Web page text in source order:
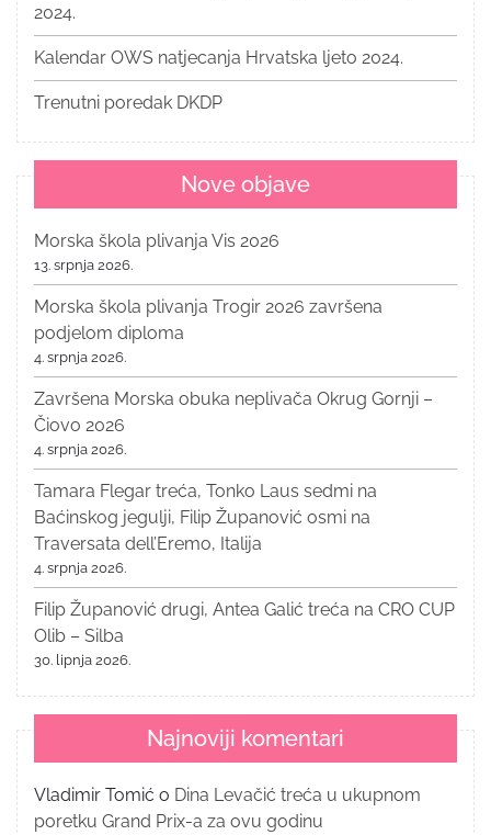
2024.
Kalendar OWS natjecanja Hrvatska ljeto 2024.
Trenutni poredak DKDP
Nove objave
Morska škola plivanja Vis 2026
13. srpnja 2026.
Morska škola plivanja Trogir 2026 završena
podjelom diploma
4. srpnja 2026.
Završena Morska obuka neplivača Okrug Gornji –
Čiovo 2026
4. srpnja 2026.
Tamara Flegar treća, Tonko Laus sedmi na
Baćinskog jegulji, Filip Županović osmi na
Traversata dell’Eremo, Italija
4. srpnja 2026.
Filip Županović drugi, Antea Galić treća na CRO CUP
Olib – Silba
30. lipnja 2026.
Najnoviji komentari
Vladimir Tomić o Dina Levačić treća u ukupnom
poretku Grand Prix-a za ovu godinu